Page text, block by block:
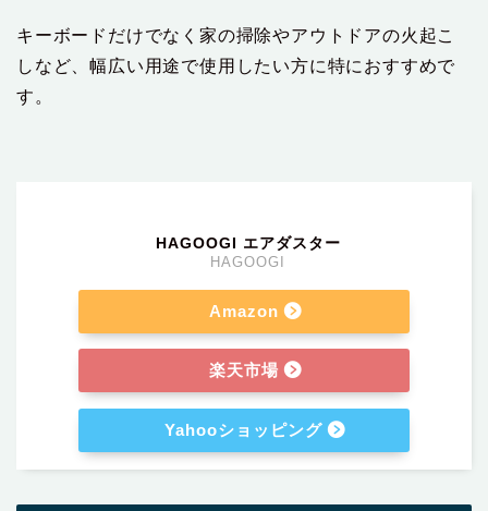
キーボードだけでなく家の掃除やアウトドアの火起こ
しなど、幅広い用途で使用したい方に特におすすめで
す。
HAGOOGI エアダスター
HAGOOGI
Amazon
楽天市場
Yahooショッピング